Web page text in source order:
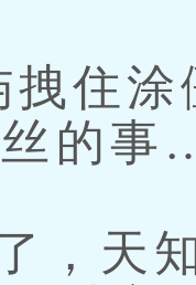
住涂
丝的
天